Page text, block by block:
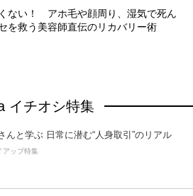
ない！ アホ毛や顔周り、湿気で死ん
を救う美容師直伝のリカバリー術
イチオシ特集
んと学ぶ 日常に潜む“人身取引”のリアル
アップ特集